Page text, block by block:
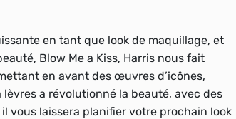
en tant que look de maquillage, et
Blow Me a Kiss, Harris nous fait
en avant des œuvres d’icônes,
a révolutionné la beauté, avec des
vous laissera planifier votre prochain look